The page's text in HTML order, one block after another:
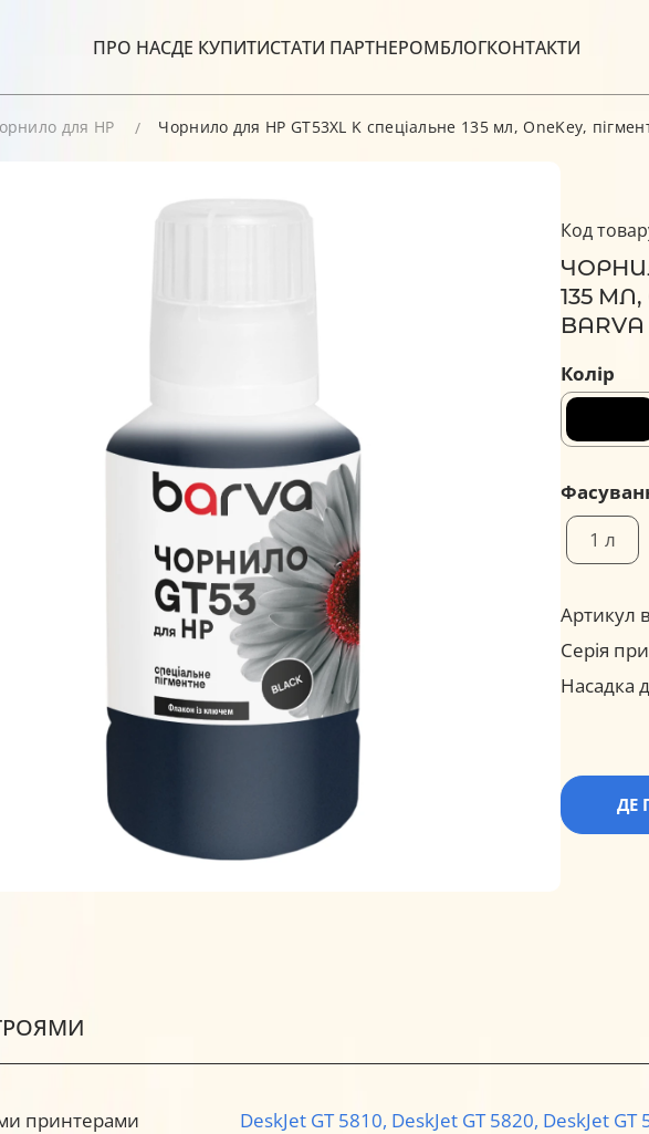
ПРО НАСДЕ КУПИТИСТАТИ ПАРТНЕРОМБЛОГКОНТАКТИ
для HP Чорнило для HP GT53XL K спеціальне 135 мл, OneKey,
Код
135
BARVA
Колір
1 л
Артикул
Серія
Насадка
ДЕ
принтерами DeskJet GT 5810, DeskJet GT 5820, DeskJet GT